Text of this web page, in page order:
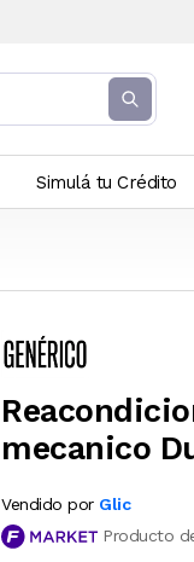
Simulá tu Crédito
mecanico
Vendido por Glic
Producto